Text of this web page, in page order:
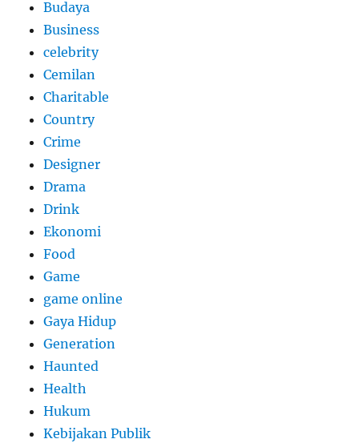
Budaya
Business
celebrity
Cemilan
Charitable
Country
Crime
Designer
Drama
Drink
Ekonomi
Food
Game
game online
Gaya Hidup
Generation
Haunted
Health
Hukum
Kebijakan Publik